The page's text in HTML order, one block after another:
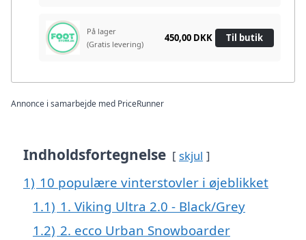
På lager
(Gratis levering)
450,00 DKK Til butik
Annonce i samarbejde med PriceRunner
Indholdsfortegnelse skjul
1) 10 populære vinterstovler i øjeblikket
1.1) 1. Viking Ultra 2.0 - Black/Grey
1.2) 2. ecco Urban Snowboarder